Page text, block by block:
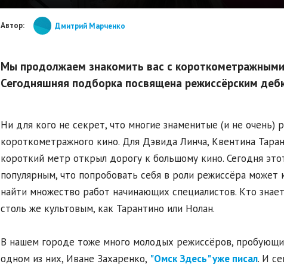
Автор: Дмитрий Марченко
Мы продолжаем знакомить вас с
Сегодняшняя подборка посвящена режиссёрским
Ни для кого не секрет, что многие знаменитые (и не очень)
короткометражного кино. Для Дэвида Линча, Квентина
короткий метр открыл дорогу к большому кино. Сегодня
популярным, что попробовать себя в роли режиссёра
найти множество работ начинающих специалистов. Кто
столь же культовым, как Тарантино или Нолан.
В нашем городе тоже много молодых режиссёров,
одном из них, Иване Захаренко, "Омск Здесь" уже писал. И